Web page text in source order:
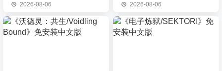
2026-08-06 2026-08-06